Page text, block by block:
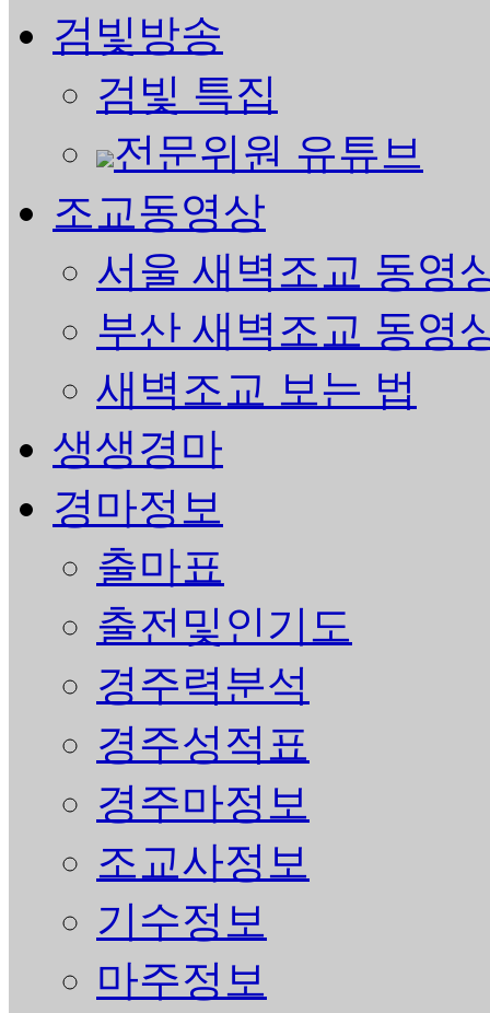
검빛방송
검빛 특집
전문위원 유튜브
조교동영상
서울 새벽조교 동영
부산 새벽조교 동영
새벽조교 보는 법
생생경마
경마정보
출마표
출전및인기도
경주력분석
경주성적표
경주마정보
조교사정보
기수정보
마주정보